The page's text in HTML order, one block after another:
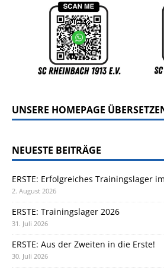
UNSERE HOMEPAGE
NEUESTE BEITRÄGE
ERSTE: Erfolgreiches Trainingslager
2. August 2026
ERSTE: Trainingslager 2026
31. Juli 2026
ERSTE: Aus der Zweiten in die Erste!
30. Juli 2026